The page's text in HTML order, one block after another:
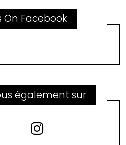
On Facebook
également sur